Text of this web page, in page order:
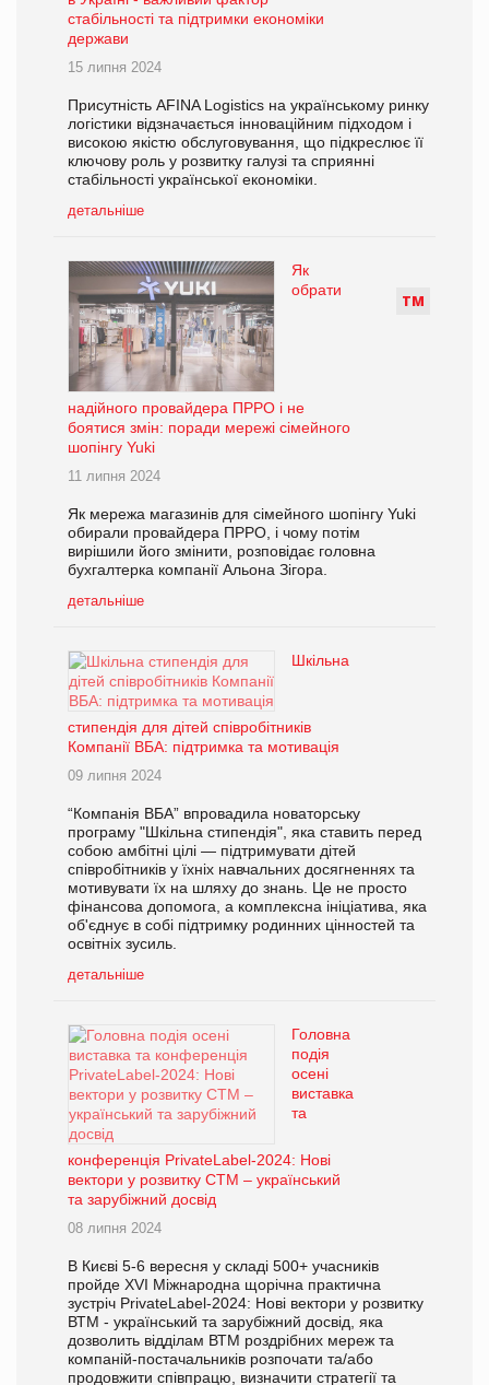
стабільності та підтримки економіки
держави
15 липня 2024
Присутність AFINA Logistics на українському ринку
логістики відзначається інноваційним підходом і
високою якістю обслуговування, що підкреслює її
ключову роль у розвитку галузі та сприянні
стабільності української економіки.
детальніше
ТМ
Як
обрати
надійного провайдера ПРРО і не
боятися змін: поради мережі сімейного
шопінгу Yuki
11 липня 2024
Як мережа магазинів для сімейного шопінгу Yuki
обирали провайдера ПРРО, і чому потім
вирішили його змінити, розповідає головна
бухгалтерка компанії Альона Зігора.
детальніше
Шкільна
стипендія для дітей співробітників
Компанії ВБА: підтримка та мотивація
09 липня 2024
“Компанія ВБА” впровадила новаторську
програму "Шкільна стипендія", яка ставить перед
собою амбітні цілі — підтримувати дітей
співробітників у їхніх навчальних досягненнях та
мотивувати їх на шляху до знань. Це не просто
фінансова допомога, а комплексна ініціатива, яка
об'єднує в собі підтримку родинних цінностей та
освітніх зусиль.
детальніше
Головна
подія
осені
виставка
та
конференція PrivateLabel-2024: Нові
вектори у розвитку СТМ – український
та зарубіжний досвід
08 липня 2024
В Києві 5-6 вересня у складі 500+ учасників
пройде XVІ Міжнародна щорічна практична
зустріч PrivateLabel-2024: Нові вектори у розвитку
ВТМ - український та зарубіжний досвід, яка
дозволить відділам ВТМ роздрібних мереж та
компаній-постачальників розпочати та/або
продовжити співпрацю, визначити стратегії та